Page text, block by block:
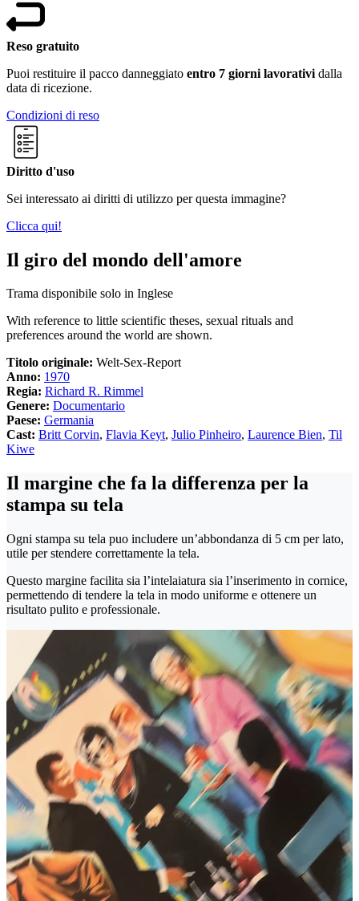
Reso gratuito
Puoi restituire il pacco danneggiato entro 7 giorni lavorativi dalla
data di ricezione.
Condizioni di reso
Diritto d'uso
Sei interessato ai diritti di utilizzo per questa immagine?
Clicca qui!
Il giro del mondo dell'amore
Trama disponibile solo in Inglese
With reference to little scientific theses, sexual rituals and
preferences around the world are shown.
Titolo originale: Welt-Sex-Report
Anno: 1970
Regia: Richard R. Rimmel
Genere: Documentario
Paese: Germania
Cast: Britt Corvin, Flavia Keyt, Julio Pinheiro, Laurence Bien, Til
Kiwe
Il margine che fa la differenza per la
stampa su tela
Ogni stampa su tela puo includere un’abbondanza di 5 cm per lato,
utile per stendere correttamente la tela.
Questo margine facilita sia l’intelaiatura sia l’inserimento in cornice,
permettendo di tendere la tela in modo uniforme e ottenere un
risultato pulito e professionale.